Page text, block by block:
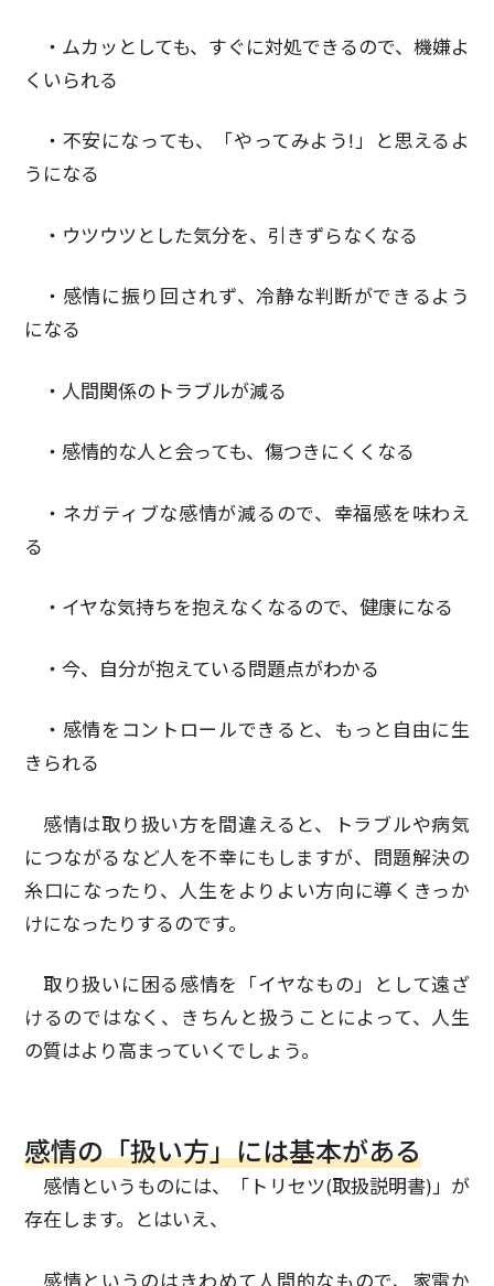
・ムカッとしても、すぐに対処できるので、機嫌よ
くいられる
・不安になっても、「やってみよう!」と思えるよ
うになる
・ウツウツとした気分を、引きずらなくなる
・感情に振り回されず、冷静な判断ができるよう
になる
・人間関係のトラブルが減る
・感情的な人と会っても、傷つきにくくなる
・ネガティブな感情が減るので、幸福感を味わえ
る
・イヤな気持ちを抱えなくなるので、健康になる
・今、自分が抱えている問題点がわかる
・感情をコントロールできると、もっと自由に生
きられる
感情は取り扱い方を間違えると、トラブルや病気
につながるなど人を不幸にもしますが、問題解決の
糸口になったり、人生をよりよい方向に導くきっか
けになったりするのです。
取り扱いに困る感情を「イヤなもの」として遠ざ
けるのではなく、きちんと扱うことによって、人生
の質はより高まっていくでしょう。
感情の「扱い方」には基本がある
感情というものには、「トリセツ(取扱説明書)」が
存在します。とはいえ、
感情というのはきわめて人間的なもので、家電か